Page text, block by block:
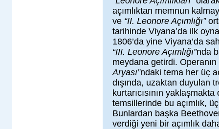
açımlıktan memnun
ve “II. Leonore Açımlığı”
tarihinde Viyana’da ilk
1806’da yine Viyana’da
“III. Leonore Açımlığı”nda
meydana getirdi.
Aryası”ndaki tema her üç
dışında, uzaktan duyulan
kurtarıcısının
temsillerinde bu açımlık,
Bunlardan başka
verdiği yeni bir açımlık